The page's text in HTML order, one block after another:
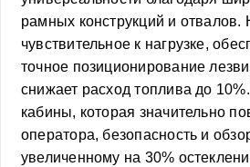
рамных конструкций и отвалов.
чувствительное к нагрузке,
точное позиционирование
снижает расход топлива до
кабины, которая значительно
оператора, безопасность и
увеличенному на 30%